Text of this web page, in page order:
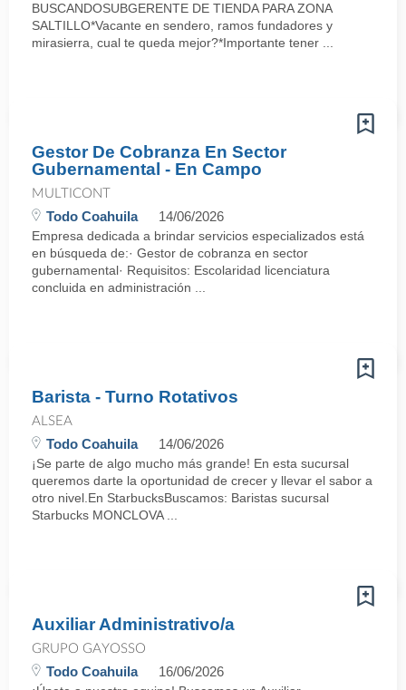
BUSCANDOSUBGERENTE DE TIENDA PARA ZONA
SALTILLO*Vacante en sendero, ramos fundadores y
mirasierra, cual te queda mejor?*Importante tener ...
Gestor De Cobranza En Sector
Gubernamental - En Campo
MULTICONT
Todo Coahuila 14/06/2026
Empresa dedicada a brindar servicios especializados está
en búsqueda de:· Gestor de cobranza en sector
gubernamental· Requisitos: Escolaridad licenciatura
concluida en administración ...
Barista - Turno Rotativos
ALSEA
Todo Coahuila 14/06/2026
¡Se parte de algo mucho más grande! En esta sucursal
queremos darte la oportunidad de crecer y llevar el sabor a
otro nivel.En StarbucksBuscamos: Baristas sucursal
Starbucks MONCLOVA ...
Auxiliar Administrativo/a
GRUPO GAYOSSO
Todo Coahuila 16/06/2026